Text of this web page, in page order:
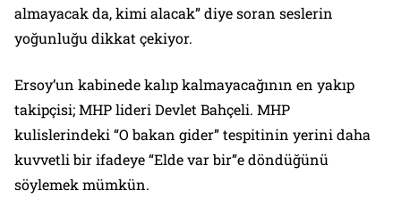
almayacak da, kimi alacak” diye soran seslerin
yoğunluğu dikkat çekiyor.
Ersoy’un kabinede kalıp kalmayacağının en yakıp
takipçisi; MHP lideri Devlet Bahçeli. MHP
kulislerindeki “O bakan gider” tespitinin yerini daha
kuvvetli bir ifadeye “Elde var bir”e döndüğünü
söylemek mümkün.